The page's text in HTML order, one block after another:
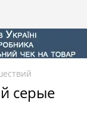
серые